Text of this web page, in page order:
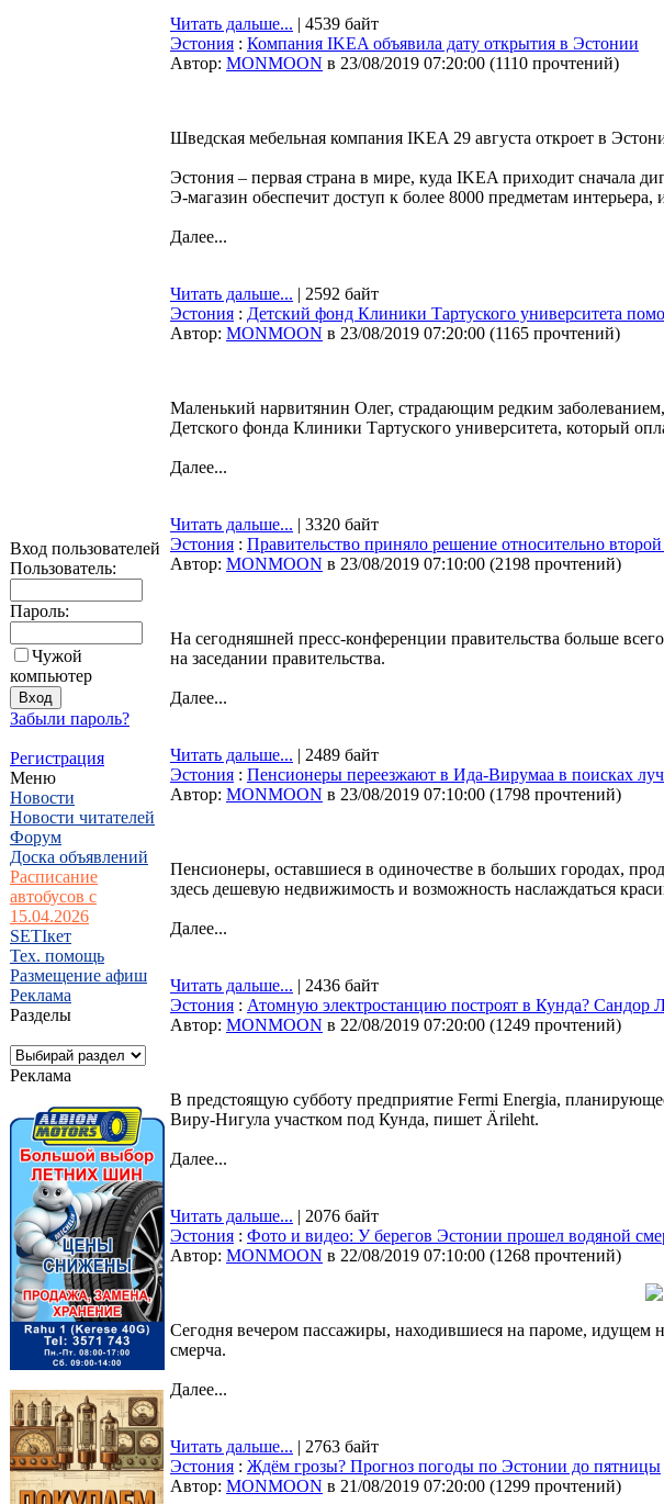
Вход пользователей
Пользователь:
Пароль:
Чужой
компьютер
Забыли пароль?
Регистрация
Меню
Новости
Новости читателей
Форум
Доска объявлений
Расписание
автобусов с
15.04.2026
SETIкет
Тех. помощь
Размещение афиш
Реклама
Разделы
Реклама
Читать дальше... | 4539 байт
Эстония : Компания IKEA объявила дату открытия в Эстонии
Автор: MONMOON в 23/08/2019 07:20:00 (1110 прочтений)
Шведская мебельная компания IKEA 29 августа откроет в
Эстония – первая страна в мире, куда IKEA приходит сначала
Э-магазин обеспечит доступ к более 8000 предметам
Далее...
Читать дальше... | 2592 байт
Эстония : Детский фонд Клиники Тартуского университета
Автор: MONMOON в 23/08/2019 07:20:00 (1165 прочтений)
Маленький нарвитянин Олег, страдающим редким
Детского фонда Клиники Тартуского университета, который
Далее...
Читать дальше... | 3320 байт
Эстония : Правительство приняло решение относительно
Автор: MONMOON в 23/08/2019 07:10:00 (2198 прочтений)
На сегодняшней пресс-конференции правительства больше
на заседании правительства.
Далее...
Читать дальше... | 2489 байт
Эстония : Пенсионеры переезжают в Ида-Вирумаа в поисках
Автор: MONMOON в 23/08/2019 07:10:00 (1798 прочтений)
Пенсионеры, оставшиеся в одиночестве в больших городах,
здесь дешевую недвижимость и возможность наслаждаться
Далее...
Читать дальше... | 2436 байт
Эстония : Атомную электростанцию построят в Кунда? Сандор
Автор: MONMOON в 22/08/2019 07:20:00 (1249 прочтений)
В предстоящую субботу предприятие Fermi Energia,
Виру-Нигула участком под Кунда, пишет Ärileht.
Далее...
Читать дальше... | 2076 байт
Эстония : Фото и видео: У берегов Эстонии прошел водяной
Автор: MONMOON в 22/08/2019 07:10:00 (1268 прочтений)
Сегодня вечером пассажиры, находившиеся на пароме, идущем
смерча.
Далее...
Читать дальше... | 2763 байт
Эстония : Ждём грозы? Прогноз погоды по Эстонии до пятницы
Автор: MONMOON в 21/08/2019 07:20:00 (1299 прочтений)